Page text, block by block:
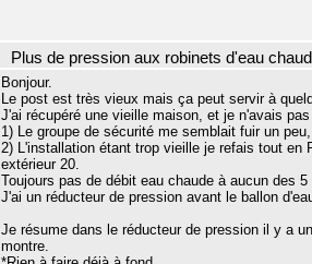
Plus de pression aux robinets d'eau
Bonjour.
Le post est très vieux mais ça peut servir à
J'ai récupéré une vieille maison, et je n'avais
1) Le groupe de sécurité me semblait fuir un
2) L'installation étant trop vieille je refais tout en
extérieur 20.
Toujours pas de débit eau chaude à aucun des 5
J'ai un réducteur de pression avant le ballon
Je résume dans le réducteur de pression il y a
montre.